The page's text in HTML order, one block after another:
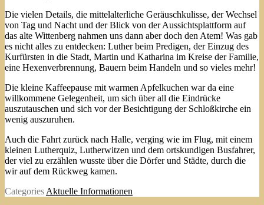
Die vielen Details, die mittelalterliche Geräuschkulisse, der Wechsel
von Tag und Nacht und der Blick von der Aussichtsplattform auf
das alte Wittenberg nahmen uns dann aber doch den Atem! Was gab
es nicht alles zu entdecken: Luther beim Predigen, der Einzug des
Kurfürsten in die Stadt, Martin und Katharina im Kreise der Familie,
eine Hexenverbrennung, Bauern beim Handeln und so vieles mehr!
Die kleine Kaffeepause mit warmen Apfelkuchen war da eine
willkommene Gelegenheit, um sich über all die Eindrücke
auszutauschen und sich vor der Besichtigung der Schloßkirche ein
wenig auszuruhen.
Auch die Fahrt zurück nach Halle, verging wie im Flug, mit einem
kleinen Lutherquiz, Lutherwitzen und dem ortskundigen Busfahrer,
der viel zu erzählen wusste über die Dörfer und Städte, durch die
wir auf dem Rückweg kamen.
Categories Aktuelle Informationen